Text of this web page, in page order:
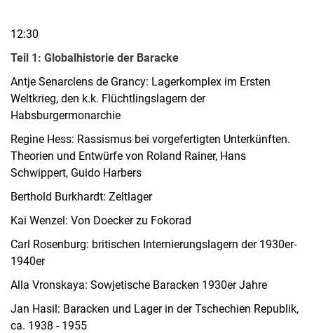
12:30
Teil 1: Globalhistorie der Baracke
Antje Senarclens de Grancy: Lagerkomplex im Ersten
Weltkrieg, den k.k. Flüchtlingslagern der
Habsburgermonarchie
Regine Hess: Rassismus bei vorgefertigten Unterkünften.
Theorien und Entwürfe von Roland Rainer, Hans
Schwippert, Guido Harbers
Berthold Burkhardt: Zeltlager
Kai Wenzel: Von Doecker zu Fokorad
Carl Rosenburg: britischen Internierungslagern der 1930er-
1940er
Alla Vronskaya: Sowjetische Baracken 1930er Jahre
Jan Hasil: Baracken und Lager in der Tschechien Republik,
ca. 1938 - 1955